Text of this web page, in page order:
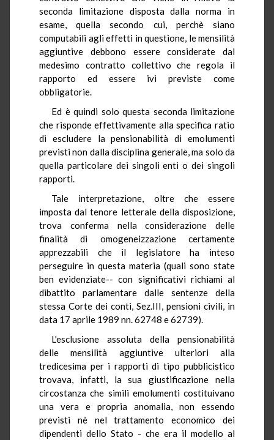
seconda limitazione disposta dalla norma in
esame, quella secondo cui, perchè siano
computabili agli effetti in questione, le mensilità
aggiuntive debbono essere considerate dal
medesimo contratto collettivo che regola il
rapporto ed essere ivi previste come
obbligatorie.
Ed è quindi solo questa seconda limitazione
che risponde effettivamente alla specifica ratio
di escludere la pensionabilità di emolumenti
previsti non dalla disciplina generale, ma solo da
quella particolare dei singoli enti o dei singoli
rapporti.
Tale interpretazione, oltre che essere
imposta dal tenore letterale della disposizione,
trova conferma nella considerazione delle
finalità di omogeneizzazione certamente
apprezzabili che il legislatore ha inteso
perseguire in questa materia (quali sono state
ben evidenziate-- con significativi richiami al
dibattito parlamentare dalle sentenze della
stessa Corte dei conti, Sez.III, pensioni civili, in
data 17 aprile 1989 nn. 62748 e 62739).
L'esclusione assoluta della pensionabilità
delle mensilità aggiuntive ulteriori alla
tredicesima per i rapporti di tipo pubblicistico
trovava, infatti, la sua giustificazione nella
circostanza che simili emolumenti costituivano
una vera e propria anomalia, non essendo
previsti nè nel trattamento economico dei
dipendenti dello Stato - che era il modello al